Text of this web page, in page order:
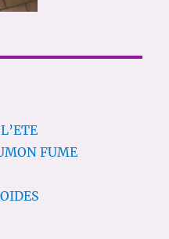
FUME